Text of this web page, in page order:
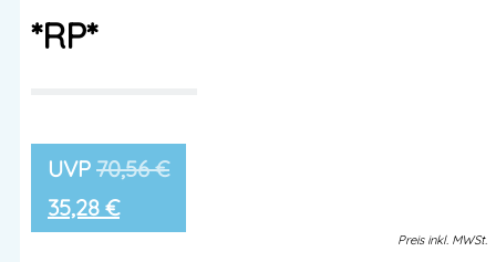
*RP*
70,56€
35,28 €
Preis inkl. MWSt.